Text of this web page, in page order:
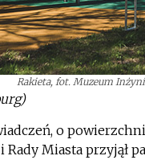
Rakieta, fot. Muzeum
o
Miasta przyjął